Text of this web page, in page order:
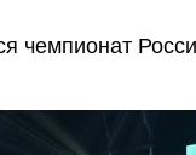
чемпионат